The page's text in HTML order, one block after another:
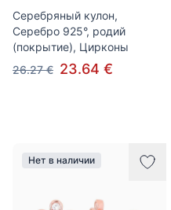
Серебряный кулон,
Серебро 925°, родий
(покрытие), Цирконы
26.27 € 23.64 €
Нет в наличии